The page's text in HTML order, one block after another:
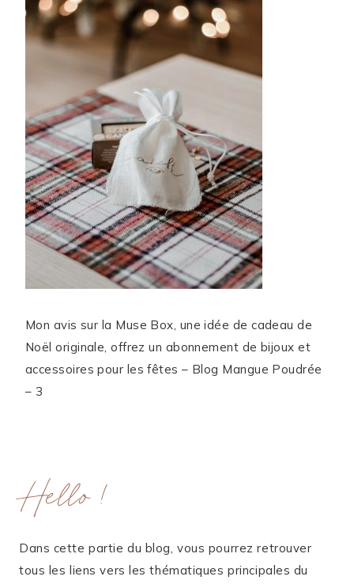
Mon avis sur la Muse Box, une idée de cadeau de
Noël originale, offrez un abonnement de bijoux et
accessoires pour les fêtes – Blog Mangue Poudrée
– 3
Hello !
Dans cette partie du blog, vous pourrez retrouver
tous les liens vers les thématiques principales du